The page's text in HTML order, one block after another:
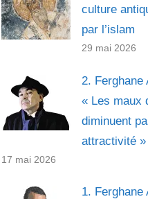
culture
par l’islam
29 mai 2026
2. Ferghane
« Les maux
diminuent
attractivité »
17 mai 2026
1. Ferghane